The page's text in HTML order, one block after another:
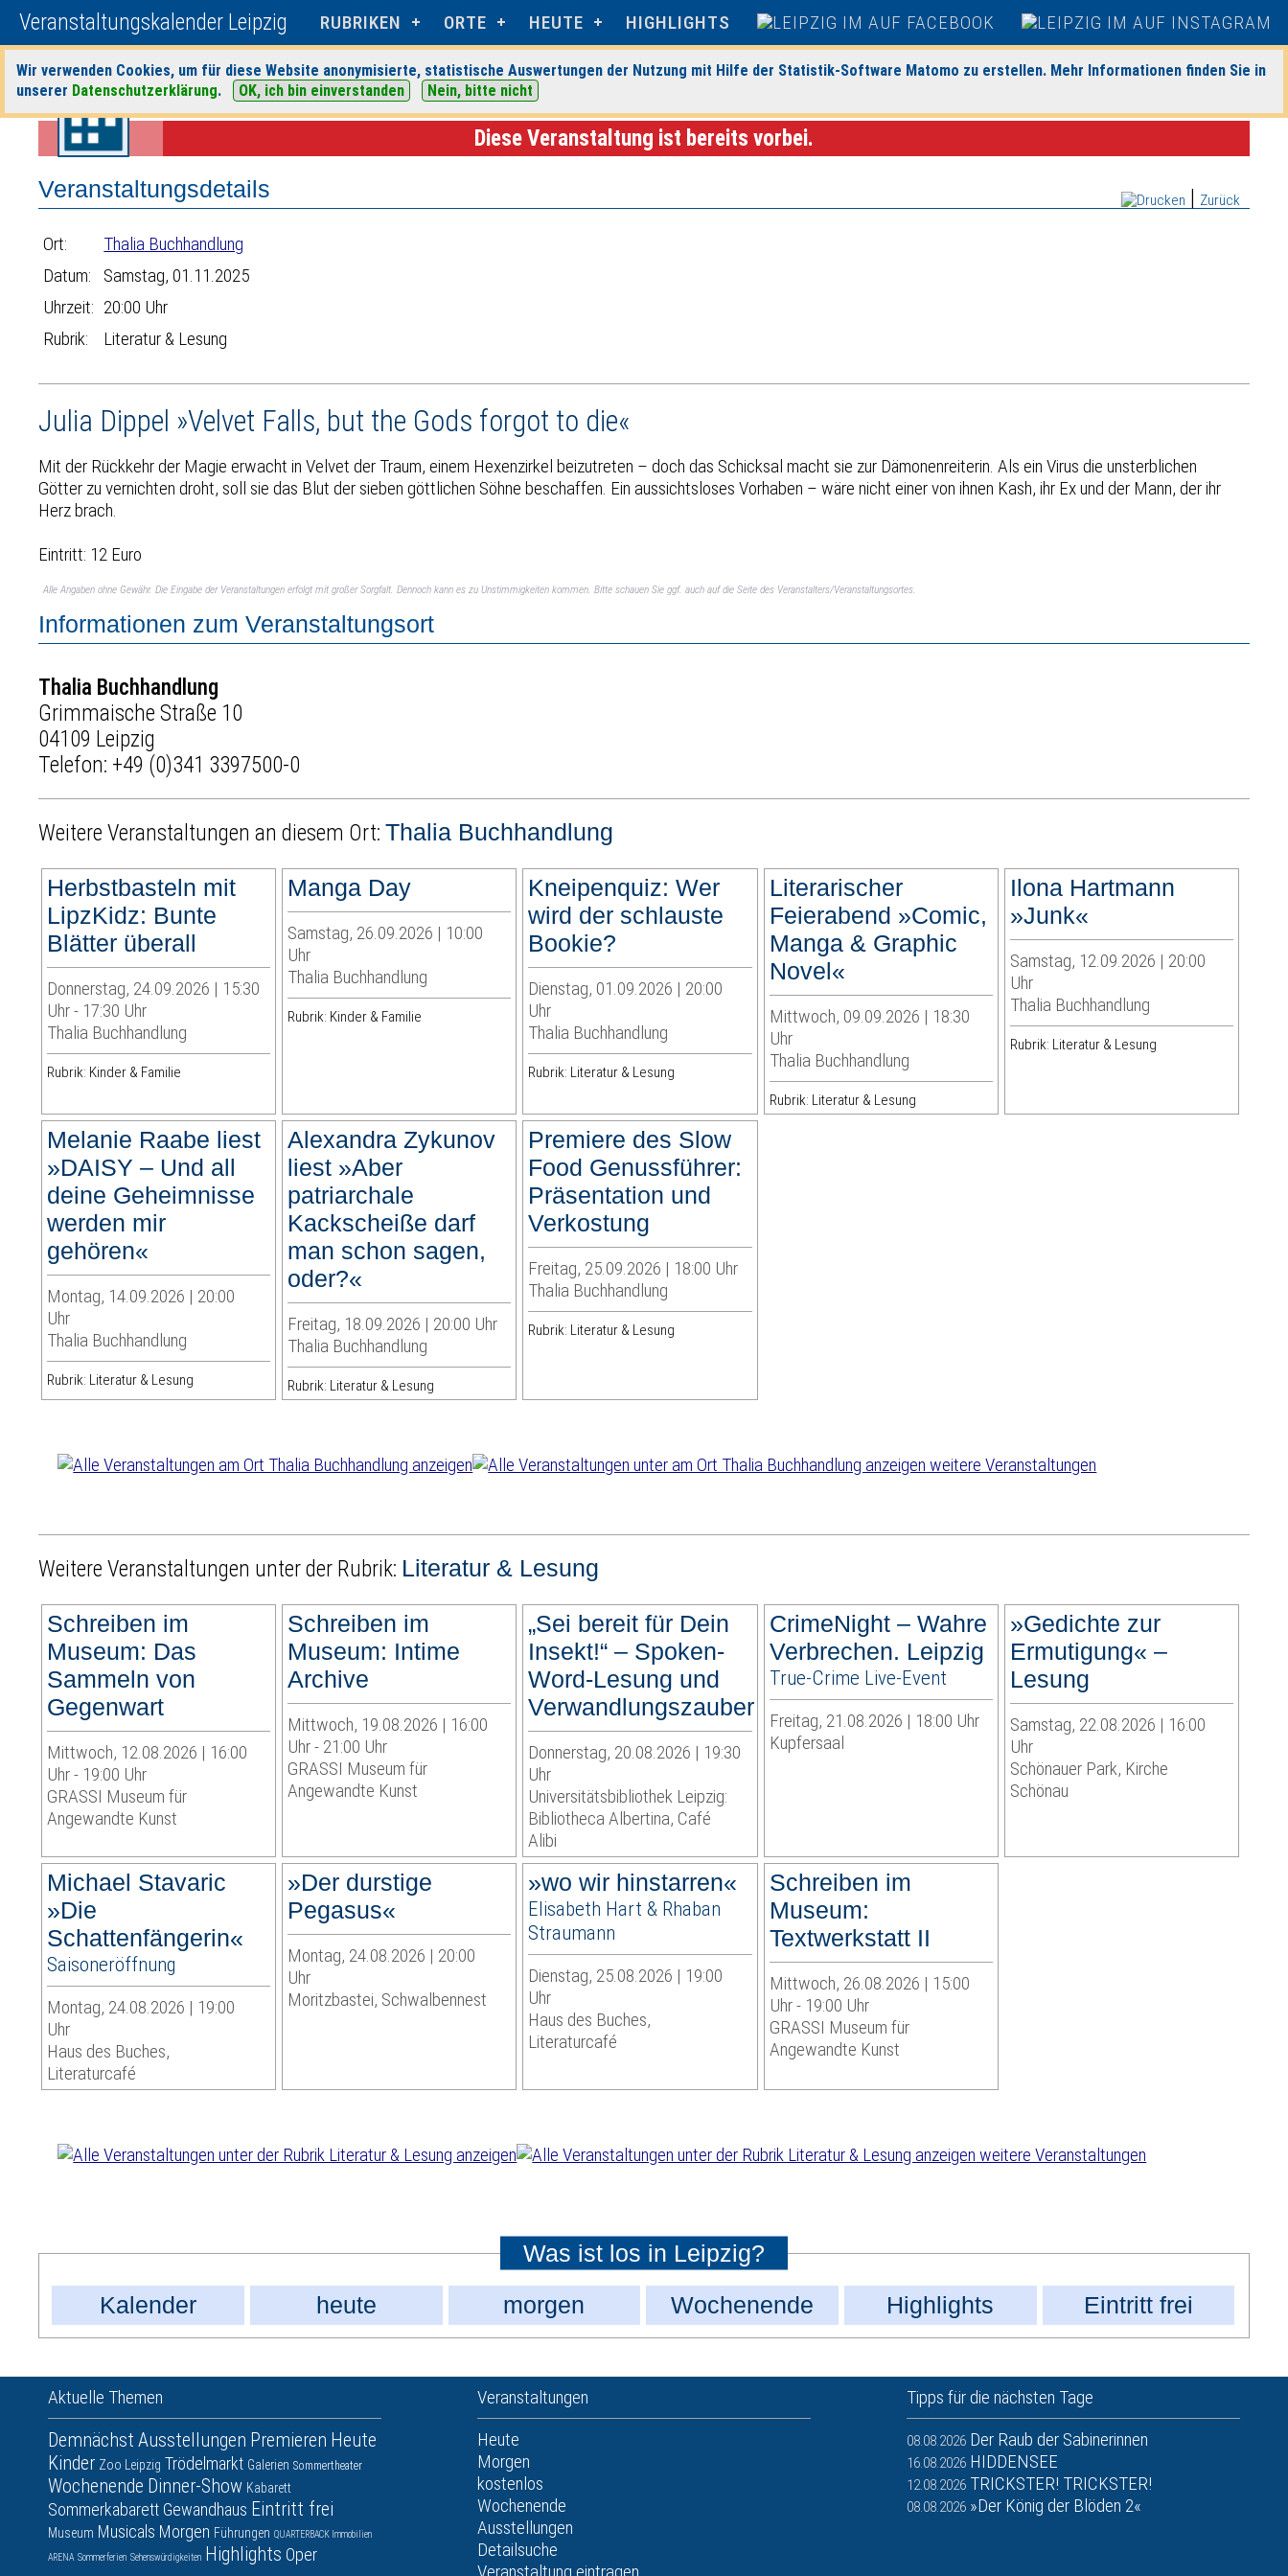
Veranstaltungskalender Leipzig RUBRIKEN ORTE HEUTE HIGHLIGHTS
Wir verwenden Cookies, um für diese Website anonymisierte, statistische Auswertungen der Nutzung mit Hilfe der Statistik-Software Matomo zu erstellen. Mehr Informationen finden Sie in
unserer Datenschutzerklärung. OK, ich bin einverstanden Nein, bitte nicht
Startseite>Veranstaltungen>Suche> Literatur & Lesung>Thalia Buchhandlung > Veranstaltungsdetails
Diese Veranstaltung ist bereits vorbei.
Zurück
Veranstaltungsdetails
Ort:
Thalia Buchhandlung
Datum:
Samstag, 01.11.2025
Uhrzeit: 20:00 Uhr
Rubrik:
Literatur & Lesung
Julia Dippel »Velvet Falls, but the Gods forgot to die«
Mit der Rückkehr der Magie erwacht in Velvet der Traum, einem Hexenzirkel beizutreten – doch das Schicksal macht sie zur Dämonenreiterin. Als ein Virus die unsterblichen
Götter zu vernichten droht, soll sie das Blut der sieben göttlichen Söhne beschaffen. Ein aussichtsloses Vorhaben – wäre nicht einer von ihnen Kash, ihr Ex und der Mann, der ihr
Herz brach.
Eintritt: 12 Euro
Alle Angaben ohne Gewähr. Die Eingabe der Veranstaltungen erfolgt mit großer Sorgfalt. Dennoch kann es zu Unstimmigkeiten kommen. Bitte schauen Sie ggf. auch auf die Seite des Veranstalters/Veranstaltungsortes.
Informationen zum Veranstaltungsort
Thalia Buchhandlung
Grimmaische Straße 10
04109 Leipzig
Telefon: +49 (0)341 3397500-0
Weitere Veranstaltungen an diesem Ort:Thalia Buchhandlung
Herbstbasteln mit
LipzKidz: Bunte
Blätter überall
Donnerstag, 24.09.2026 | 15:30
Uhr - 17:30 Uhr
Thalia Buchhandlung
Rubrik: Kinder & Familie
Manga Day
Samstag, 26.09.2026 | 10:00
Uhr
Thalia Buchhandlung
Rubrik: Kinder & Familie
Kneipenquiz: Wer
wird der schlauste
Bookie?
Dienstag, 01.09.2026 | 20:00
Uhr
Thalia Buchhandlung
Rubrik: Literatur & Lesung
Literarischer
Feierabend »Comic,
Manga & Graphic
Novel«
Mittwoch, 09.09.2026 | 18:30
Uhr
Thalia Buchhandlung
Rubrik: Literatur & Lesung
Ilona Hartmann
»Junk«
Samstag, 12.09.2026 | 20:00
Uhr
Thalia Buchhandlung
Rubrik: Literatur & Lesung
Melanie Raabe liest
»DAISY – Und all
deine Geheimnisse
werden mir
gehören«
Montag, 14.09.2026 | 20:00
Uhr
Thalia Buchhandlung
Rubrik: Literatur & Lesung
Alexandra Zykunov
liest »Aber
patriarchale
Kackscheiße darf
man schon sagen,
oder?«
Freitag, 18.09.2026 | 20:00 Uhr
Thalia Buchhandlung
Rubrik: Literatur & Lesung
Premiere des Slow
Food Genussführer:
Präsentation und
Verkostung
Freitag, 25.09.2026 | 18:00 Uhr
Thalia Buchhandlung
Rubrik: Literatur & Lesung
weitere Veranstaltungen
Weitere Veranstaltungen unter der Rubrik: Literatur & Lesung
Schreiben im
Museum: Das
Sammeln von
Gegenwart
Mittwoch, 12.08.2026 | 16:00
Uhr - 19:00 Uhr
GRASSI Museum für
Angewandte Kunst
Schreiben im
Museum: Intime
Archive
Mittwoch, 19.08.2026 | 16:00
Uhr - 21:00 Uhr
GRASSI Museum für
Angewandte Kunst
„Sei bereit für Dein
Insekt!“ – Spoken-
Word-Lesung und
Verwandlungszauber
Donnerstag, 20.08.2026 | 19:30
Uhr
Universitätsbibliothek Leipzig:
Bibliotheca Albertina, Café
Alibi
CrimeNight – Wahre
Verbrechen. Leipzig
True-Crime Live-Event
Freitag, 21.08.2026 | 18:00 Uhr
Kupfersaal
»Gedichte zur
Ermutigung« –
Lesung
Samstag, 22.08.2026 | 16:00
Uhr
Schönauer Park, Kirche
Schönau
Michael Stavaric
»Die
Schattenfängerin«
Saisoneröffnung
Montag, 24.08.2026 | 19:00
Uhr
Haus des Buches,
Literaturcafé
»Der durstige
Pegasus«
Montag, 24.08.2026 | 20:00
Uhr
Moritzbastei, Schwalbennest
»wo wir hinstarren«
Elisabeth Hart & Rhaban
Straumann
Dienstag, 25.08.2026 | 19:00
Uhr
Haus des Buches,
Literaturcafé
Schreiben im
Museum:
Textwerkstatt II
Mittwoch, 26.08.2026 | 15:00
Uhr - 19:00 Uhr
GRASSI Museum für
Angewandte Kunst
weitere Veranstaltungen
Was ist los in Leipzig?
Kalender
heute morgen Wochenende Highlights Eintritt frei
Aktuelle Themen
Demnächst Ausstellungen Premieren Heute
Kinder Zoo Leipzig Trödelmarkt Galerien Sommertheater
Wochenende Dinner-Show Kabarett
Sommerkabarett Gewandhaus Eintritt frei
Museum Musicals Morgen Führungen QUARTERBACK Immobilien
ARENA Sommerferien Sehenswürdigkeiten Highlights Oper
Veranstaltungen
Heute
Morgen
kostenlos
Wochenende
Ausstellungen
Detailsuche
Tipps für die nächsten Tage
08.08.2026 Der Raub der Sabinerinnen
16.08.2026 HIDDENSEE
12.08.2026 TRICKSTER! TRICKSTER!
08.08.2026 »Der König der Blöden 2«